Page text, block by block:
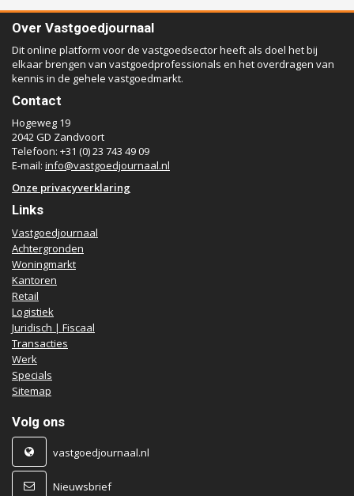
Over Vastgoedjournaal
Dit online platform voor de vastgoedsector heeft als doel het bij
elkaar brengen van vastgoedprofessionals en het overdragen van
kennis in de gehele vastgoedmarkt.
Contact
Hogeweg 19
2042 GD Zandvoort
Telefoon: +31 (0) 23 743 49 09
E-mail: info@vastgoedjournaal.nl
Onze privacyverklaring
Links
Vastgoedjournaal
Achtergronden
Woningmarkt
Kantoren
Retail
Logistiek
Juridisch | Fiscaal
Transacties
Werk
Specials
Sitemap
Volg ons
vastgoedjournaal.nl
Nieuwsbrief